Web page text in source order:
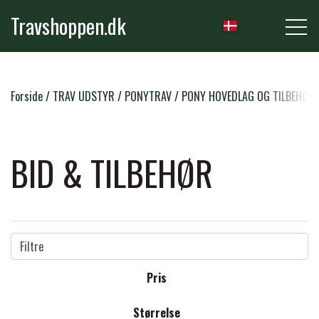
Travshoppen.dk
NYHEDER
HEST
RYTTER
RIDEBUKSER & LEGGINS
TRØJER, BLUSER & T-SHIRTS
PLEJE & STALD
STRIGLER & TILBEHØR
Forside TRAV UDSTYR PONYTRAV PONY HOVEDLAG OG TILBEHØR
BID & TILBEHØR
Filtre
Pris
Størrelse